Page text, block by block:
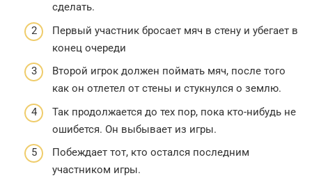
сделать.
Первый участник бросает мяч в стену и убегает в
конец очереди
Второй игрок должен поймать мяч, после того
как он отлетел от стены и стукнулся о землю.
Так продолжается до тех пор, пока кто-нибудь не
ошибется. Он выбывает из игры.
Побеждает тот, кто остался последним
участником игры.